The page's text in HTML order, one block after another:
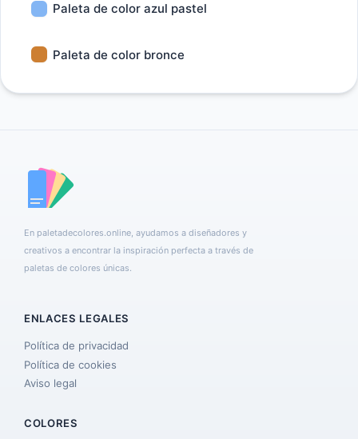
Paleta de color azul pastel
Paleta de color bronce
En paletadecolores.online, ayudamos a diseñadores y
creativos a encontrar la inspiración perfecta a través de
paletas de colores únicas.
ENLACES LEGALES
Política de privacidad
Política de cookies
Aviso legal
COLORES